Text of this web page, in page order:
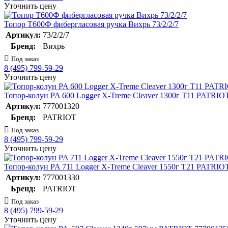
Уточнить цену
Топор Т600Ф фибергласовая ручка Вихрь 73/2/2/7
Артикул: 73/2/2/7
Бренд:
Вихрь
Под заказ
8 (495) 799-59-29
Уточнить цену
Топор-колун PA 600 Logger X-Treme Cleaver 1300г T11
Артикул: 777001320
Бренд:
PATRIOT
Под заказ
8 (495) 799-59-29
Уточнить цену
Топор-колун PA 711 Logger X-Treme Cleaver 1550г T21
Артикул: 777001330
Бренд:
PATRIOT
Под заказ
8 (495) 799-59-29
Уточнить цену